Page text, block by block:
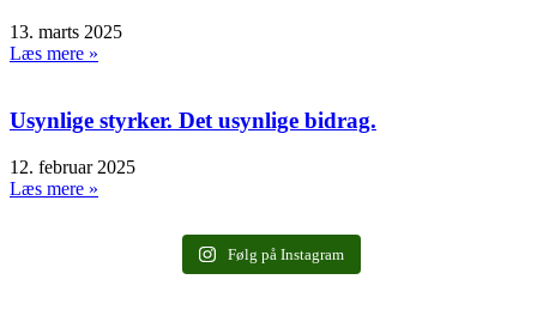
13. marts 2025
Læs mere »
Usynlige styrker. Det usynlige bidrag.
12. februar 2025
Læs mere »
Følg på Instagram